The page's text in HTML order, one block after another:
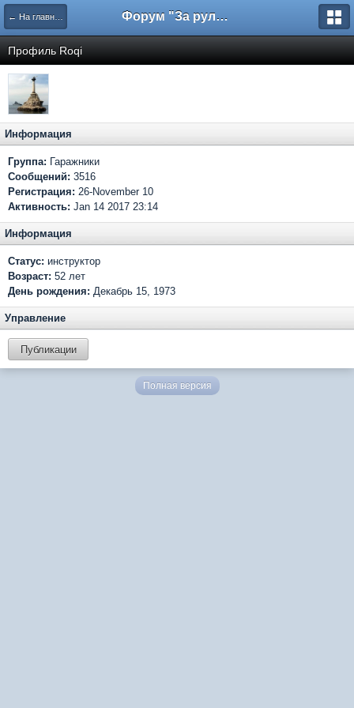
← На главную Форум "За рулем"
Профиль Roqi
Информация
Группа: Гаражники
Сообщений: 3516
Регистрация: 26-November 10
Активность: Jan 14 2017 23:14
Информация
Статус: инструктор
Возраст: 52 лет
День рождения: Декабрь 15, 1973
Управление
Публикации
Полная версия